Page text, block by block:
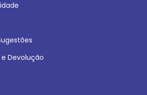
Devolução